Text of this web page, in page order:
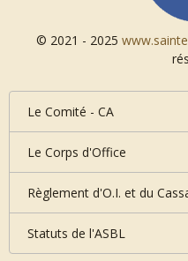
© 2021 - 2025
Le Comité - CA
Le Corps d'Office
Règlement d'O.I. et du
Statuts de l'ASBL